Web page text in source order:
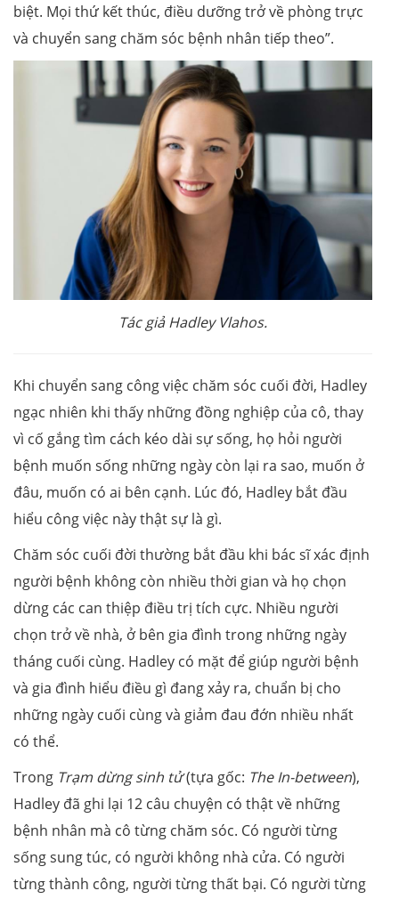
biệt. Mọi thứ kết thúc, điều dưỡng trở về phòng trực
và chuyển sang chăm sóc bệnh nhân tiếp theo”.
Tác giả Hadley Vlahos.
Khi chuyển sang công việc chăm sóc cuối đời, Hadley
ngạc nhiên khi thấy những đồng nghiệp của cô, thay
vì cố gắng tìm cách kéo dài sự sống, họ hỏi người
bệnh muốn sống những ngày còn lại ra sao, muốn ở
đâu, muốn có ai bên cạnh. Lúc đó, Hadley bắt đầu
hiểu công việc này thật sự là gì.
Chăm sóc cuối đời thường bắt đầu khi bác sĩ xác định
người bệnh không còn nhiều thời gian và họ chọn
dừng các can thiệp điều trị tích cực. Nhiều người
chọn trở về nhà, ở bên gia đình trong những ngày
tháng cuối cùng. Hadley có mặt để giúp người bệnh
và gia đình hiểu điều gì đang xảy ra, chuẩn bị cho
những ngày cuối cùng và giảm đau đớn nhiều nhất
có thể.
Trong Trạm dừng sinh tử(tựa gốc: The In-between),
Hadley đã ghi lại 12 câu chuyện có thật về những
bệnh nhân mà cô từng chăm sóc. Có người từng
sống sung túc, có người không nhà cửa. Có người
từng thành công, người từng thất bại. Có người từng